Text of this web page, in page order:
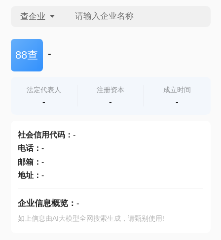
查企业
查企业
查产地
88查 -
法定代表人
-
注册资本
-
成立时间
-
社会信用代码： -
电话： -
邮箱： -
地址： -
企业信息概览： -
如上信息由AI大模型全网搜索生成，请甄别使用!